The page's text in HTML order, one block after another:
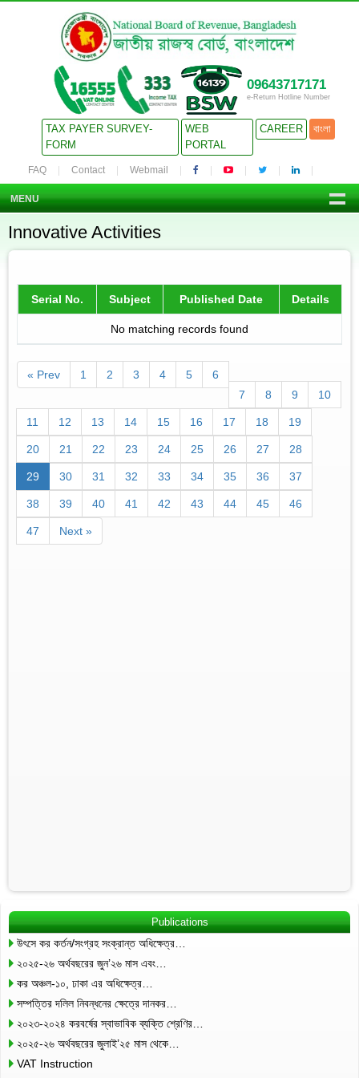
09643717171
e-Return Hotline Number
TAX PAYER SURVEY-
FORM
WEB
PORTAL
CAREER বাংলা
FAQ Contact Webmail
MENU
Innovative Activities
Serial No. Subject Published Date Details
No matching records found
« Prev 1 2 3 4 5
6
7
8 9 10
11 12 13 14 15 16 17 18 19
20 21 22 23 24 25 26 27 28
29 30 31 32 33 34 35 36 37
38 39 40 41 42 43 44 45 46
47 Next »
Publications
উৎসে কর কর্তন/সংগ্রহ সংক্রান্ত অধিক্ষেত্র…
২০২৫-২৬ অর্থবছরের জুন’২৬ মাস এবং…
কর অঞ্চল-১০, ঢাকা এর অধিক্ষেত্র…
সম্পত্তির দলিল নিবন্ধনের ক্ষেত্রে দানকর…
২০২৩-২০২৪ করবর্ষের স্বাভাবিক ব্যক্তি শ্রেণির…
২০২৫-২৬ অর্থবছরের জুলাই’২৫ মাস থেকে…
VAT Instruction